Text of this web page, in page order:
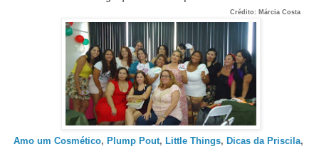
Crédito: Márcia Costa
Amo um Cosmético, Plump Pout, Little Things, Dicas da Priscila,